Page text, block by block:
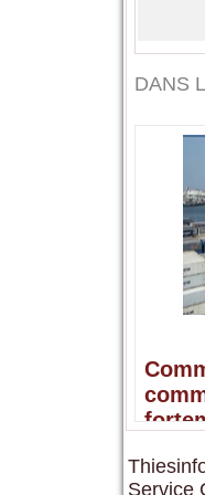
DANS
Service